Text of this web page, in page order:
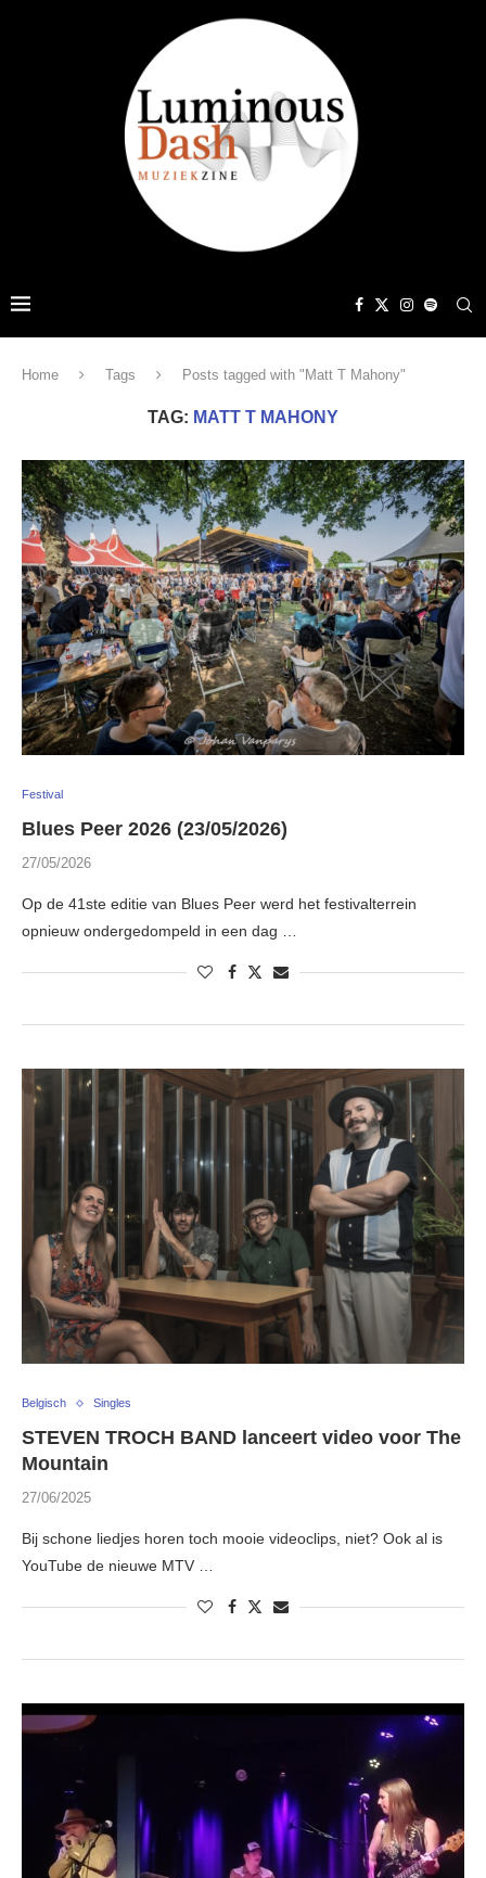
Home Tags Posts tagged with "Matt T Mahony"
TAG: MATT T MAHONY
Festival
Blues Peer 2026 (23/05/2026)
27/05/2026
Op de 41ste editie van Blues Peer werd het festivalterrein
opnieuw ondergedompeld in een dag …
Belgisch Singles
STEVEN TROCH BAND lanceert video voor The
Mountain
27/06/2025
Bij schone liedjes horen toch mooie videoclips, niet? Ook al is
YouTube de nieuwe MTV …